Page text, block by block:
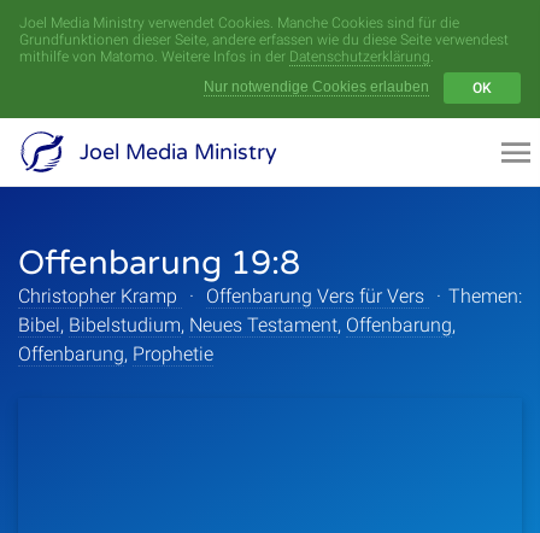
Joel Media Ministry verwendet Cookies. Manche Cookies sind für die
Grundfunktionen dieser Seite, andere erfassen wie du diese Seite verwendest
mithilfe von Matomo. Weitere Infos in der Datenschutzerklärung.
Nur notwendige Cookies erlauben
OK
Joel Media Ministry
Offenbarung 19:8
Christopher Kramp · Offenbarung Vers für Vers · Themen:
Bibel, Bibelstudium, Neues Testament, Offenbarung,
Offenbarung, Prophetie
Menü
Videoarchiv
Sprecher